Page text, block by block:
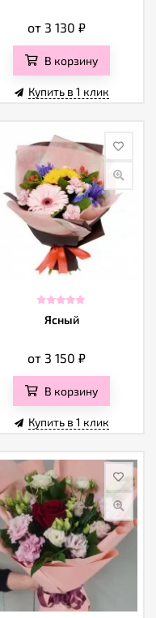
от 3 130₽
В корзину
Купить в 1 клик
Ясный
от 3 150₽
В корзину
Купить в 1 клик